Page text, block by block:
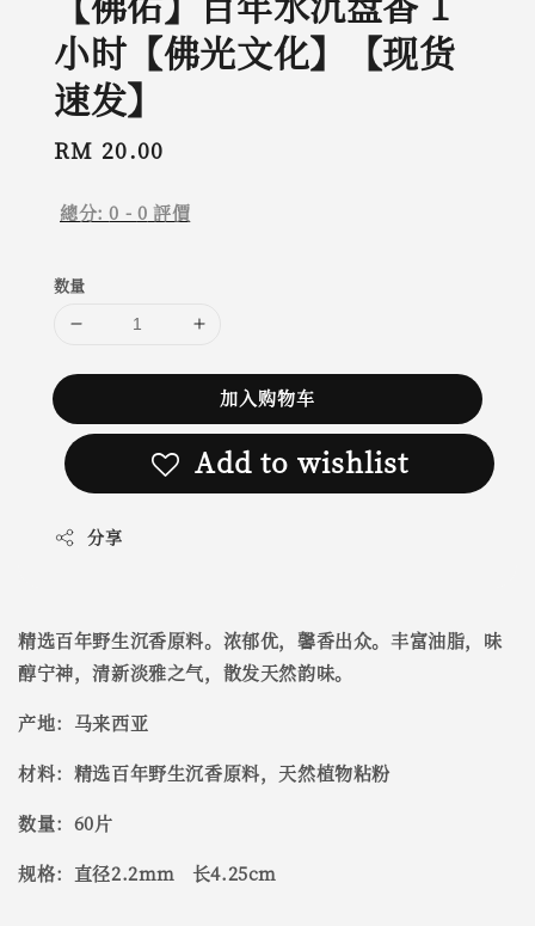
小时【佛光文化】【现货
速发】
Regular
RM 20.00
總分:0 - 0 評價
数量
加入购物车
Add to wishlist
分享
精选百年野生沉香原料。浓郁优，馨香出众。丰富油脂，味
醇宁神，清新淡雅之气，散发天然韵味。
产地：马来西亚
材料：精选百年野生沉香原料，天然植物粘粉
数量：60片
规格：直径2.2mm 长4.25cm